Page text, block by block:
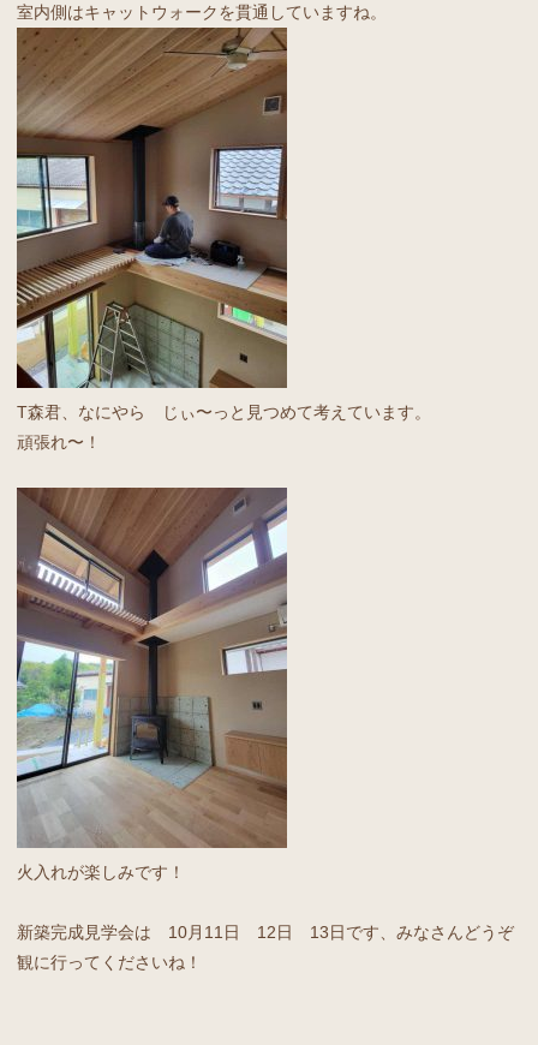
室内側はキャットウォークを貫通していますね。
T森君、なにやら じぃ〜っと見つめて考えています。
頑張れ〜！
火入れが楽しみです！
新築完成見学会は 10月11日 12日 13日です、みなさんどうぞ
観に行ってくださいね！